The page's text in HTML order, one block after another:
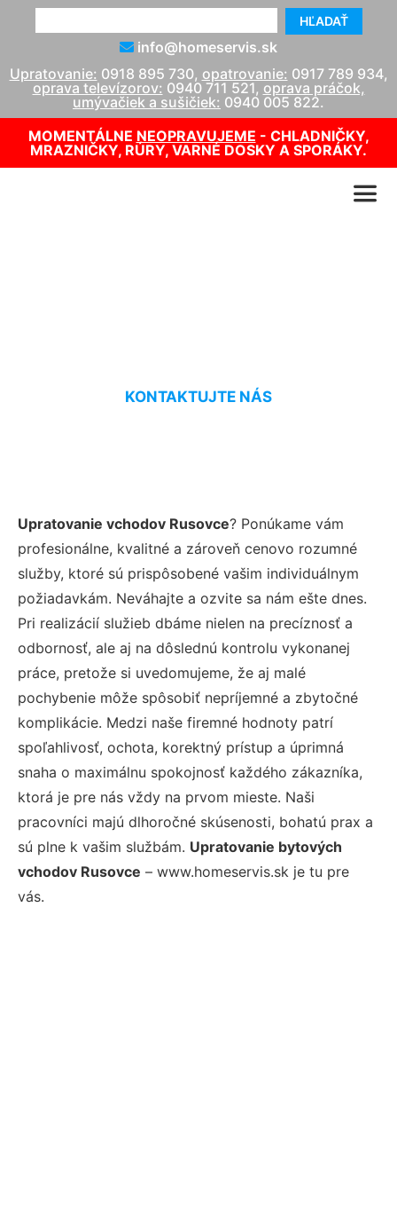
HĽADAŤ
info@homeservis.sk
Upratovanie: 0918 895 730, opatrovanie: 0917 789 934,
oprava televízorov: 0940 711 521, oprava práčok,
umývačiek a sušičiek: 0940 005 822.
MOMENTÁLNE NEOPRAVUJEME - CHLADNIČKY,
MRAZNIČKY, RÚRY, VARNÉ DOSKY A SPORÁKY.
KONTAKTUJTE NÁS
Upratovanie vchodov Rusovce? Ponúkame vám
profesionálne, kvalitné a zároveň cenovo rozumné
služby, ktoré sú prispôsobené vašim individuálnym
požiadavkám. Neváhajte a ozvite sa nám ešte dnes.
Pri realizácií služieb dbáme nielen na precíznosť a
odbornosť, ale aj na dôslednú kontrolu vykonanej
práce, pretože si uvedomujeme, že aj malé
pochybenie môže spôsobiť nepríjemné a zbytočné
komplikácie. Medzi naše firemné hodnoty patrí
spoľahlivosť, ochota, korektný prístup a úprimná
snaha o maximálnu spokojnosť každého zákazníka,
ktorá je pre nás vždy na prvom mieste. Naši
pracovníci majú dlhoročné skúsenosti, bohatú prax a
sú plne k vašim službám. Upratovanie bytových
vchodov Rusovce – www.homeservis.sk je tu pre
vás.